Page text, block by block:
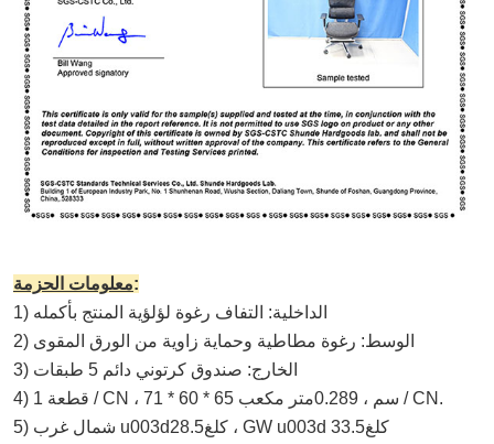
معلومات الحزمة:
1) الداخلية: التفاف رغوة لؤلؤية المنتج بأكمله
2) الوسط: رغوة مطاطية وحماية زاوية من الورق المقوى
3) الخارج: صندوق كرتوني دائم 5 طبقات
4) 1 قطعة / CN ، 71 * 60 * 65 سم ، 0.2 89
متر مكعب / CN.
5) شمال غرب u003d28.5 كلغ ، GW u003d 33.5كلغ